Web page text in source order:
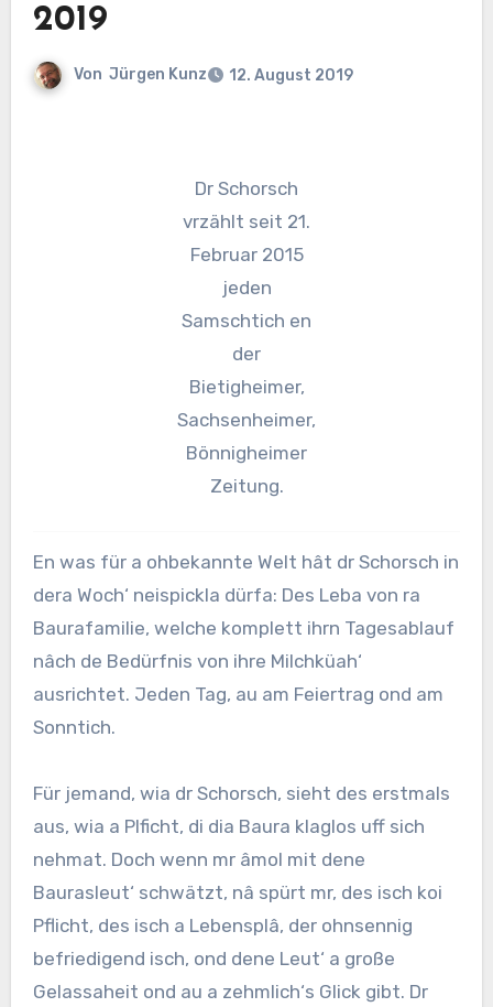
2019
Von Jürgen Kunz 12. August 2019
Dr Schorsch
vrzählt seit 21.
Februar 2015
jeden
Samschtich en
der
Bietigheimer,
Sachsenheimer,
Bönnigheimer
Zeitung.
En was für a ohbekannte Welt hât dr Schorsch in
dera Woch‘ neispickla dürfa: Des Leba von ra
Baurafamilie, welche komplett ihrn Tagesablauf
nâch de Bedürfnis von ihre Milchküah‘
ausrichtet. Jeden Tag, au am Feiertrag ond am
Sonntich.
Für jemand, wia dr Schorsch, sieht des erstmals
aus, wia a Plficht, di dia Baura klaglos uff sich
nehmat. Doch wenn mr âmol mit dene
Baurasleut‘ schwätzt, nâ spürt mr, des isch koi
Pflicht, des isch a Lebensplâ, der ohnsennig
befriedigend isch, ond dene Leut‘ a große
Gelassaheit ond au a zehmlich‘s Glick gibt. Dr